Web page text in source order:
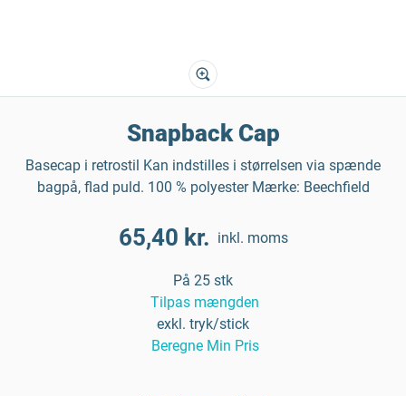
Snapback Cap
Basecap i retrostil Kan indstilles i størrelsen via spænde
bagpå, flad puld. 100 % polyester Mærke: Beechfield
65,40 kr. inkl. moms
På 25 stk
Tilpas mængden
exkl. tryk/stick
Beregne Min Pris